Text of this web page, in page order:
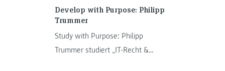
Develop with Purpose: Philipp
Trummer
Study with Purpose: Philipp
Trummer studiert „IT-Recht &